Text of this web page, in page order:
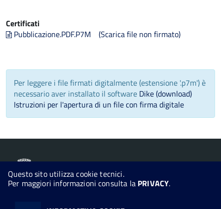
Questo sito utilizza cookie tecnici.
Per maggiori informazioni consulta la PRIVACY.
Certificati
Pubblicazione.PDF.P7M
(Scarica file non firmato)
Per leggere i file firmati digitalmente (estensione '.p7m') è
necessario aver installato il software Dike (download)
Istruzioni per l'apertura di un file con firma digitale
Comune di Ottana